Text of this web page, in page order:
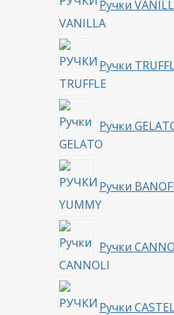
Ручки
Ручки
Ручки
Ручки
Ручки
Ручки